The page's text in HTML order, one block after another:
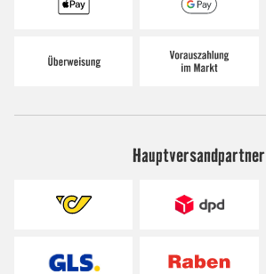
Hauptversandpartner